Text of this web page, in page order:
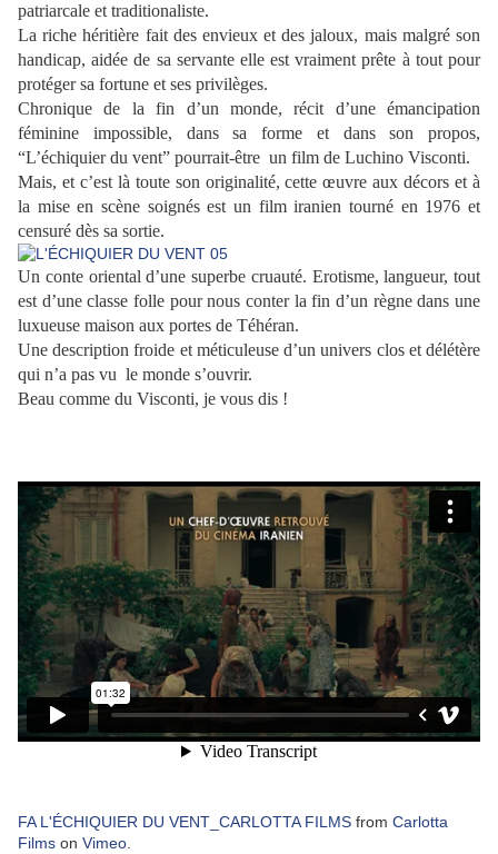
patriarcale et traditionaliste.
La riche héritière fait des envieux et des jaloux, mais malgré son
handicap, aidée de sa servante elle est vraiment prête à tout pour
protéger sa fortune et ses privilèges.
Chronique de la fin d’un monde, récit d’une émancipation
féminine impossible, dans sa forme et dans son propos,
“L’échiquier du vent” pourrait-être un film de Luchino Visconti.
Mais, et c’est là toute son originalité, cette œuvre aux décors et à
la mise en scène soignés est un film iranien tourné en 1976 et
censuré dès sa sortie.
Un conte oriental d’une superbe cruauté. Erotisme, langueur, tout
est d’une classe folle pour nous conter la fin d’un règne dans une
luxueuse maison aux portes de Téhéran.
Une description froide et méticuleuse d’un univers clos et délétère
qui n’a pas vu le monde s’ouvrir.
Beau comme du Visconti, je vous dis !
FA L'ÉCHIQUIER DU VENT_CARLOTTA FILMS from Carlotta
Films on Vimeo